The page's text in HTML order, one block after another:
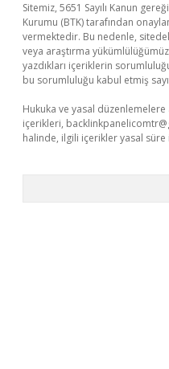
Sitemiz, 5651 Sayılı Kanun
Kurumu (BTK) tarafından
vermektedir. Bu nedenle,
veya araştırma
yazdıkları içeriklerin
bu sorumluluğu kabul etmiş
Hukuka ve yasal
içerikleri,
halinde, ilgili içerikler yasal süre